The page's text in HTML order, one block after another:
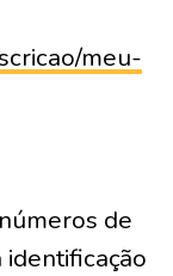
meu-
de